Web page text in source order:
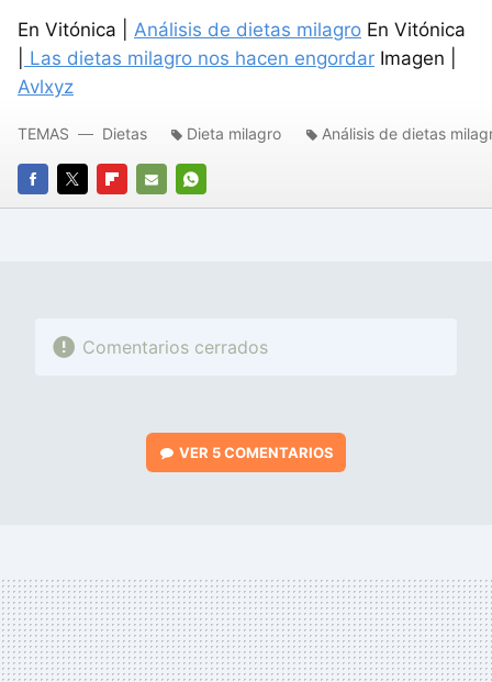
En Vitónica | Análisis de dietas milagro En Vitónica
Las dietas milagro nos hacen engordar Imagen |
Avlxyz
FACEBOOK
TWITTERFLIPBOARD
E-
WHATSAPP
TEMAS Dietas Dieta milagro Análisis de dietas
Comentarios cerrados
VER 5 COMENTARIOS